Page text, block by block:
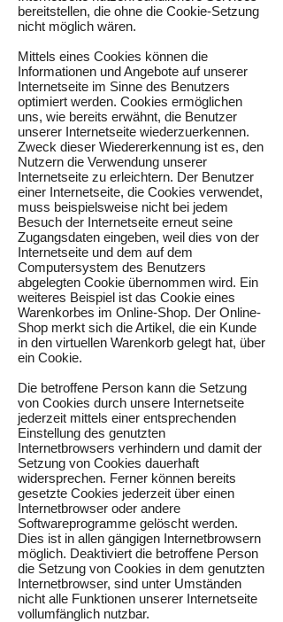
bereitstellen, die ohne die Cookie-Setzung
nicht möglich wären.
Mittels eines Cookies können die
Informationen und Angebote auf unserer
Internetseite im Sinne des Benutzers
optimiert werden. Cookies ermöglichen
uns, wie bereits erwähnt, die Benutzer
unserer Internetseite wiederzuerkennen.
Zweck dieser Wiedererkennung ist es, den
Nutzern die Verwendung unserer
Internetseite zu erleichtern. Der Benutzer
einer Internetseite, die Cookies verwendet,
muss beispielsweise nicht bei jedem
Besuch der Internetseite erneut seine
Zugangsdaten eingeben, weil dies von der
Internetseite und dem auf dem
Computersystem des Benutzers
abgelegten Cookie übernommen wird. Ein
weiteres Beispiel ist das Cookie eines
Warenkorbes im Online-Shop. Der Online-
Shop merkt sich die Artikel, die ein Kunde
in den virtuellen Warenkorb gelegt hat, über
ein Cookie.
Die betroffene Person kann die Setzung
von Cookies durch unsere Internetseite
jederzeit mittels einer entsprechenden
Einstellung des genutzten
Internetbrowsers verhindern und damit der
Setzung von Cookies dauerhaft
widersprechen. Ferner können bereits
gesetzte Cookies jederzeit über einen
Internetbrowser oder andere
Softwareprogramme gelöscht werden.
Dies ist in allen gängigen Internetbrowsern
möglich. Deaktiviert die betroffene Person
die Setzung von Cookies in dem genutzten
Internetbrowser, sind unter Umständen
nicht alle Funktionen unserer Internetseite
vollumfänglich nutzbar.